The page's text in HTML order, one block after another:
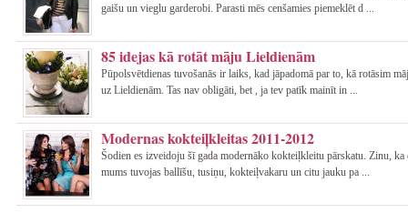
gaišu un vieglu garderobi. Parasti mēs cenšamies piemeklēt d ...
85 idejas kā rotāt māju Lieldienām
Pūpolsvētdienas tuvošanās ir laiks, kad jāpadomā par to, kā rotāsim
uz Lieldienām. Tas nav obligāti, bet , ja tev patīk mainīt in ...
Modernas kokteiļkleitas 2011-2012
Šodien es izveidoju šī gada modernāko kokteiļkleitu pārskatu. Zinu, ka
mums tuvojas ballīšu, tusiņu, kokteiļvakaru un citu jauku pa ...